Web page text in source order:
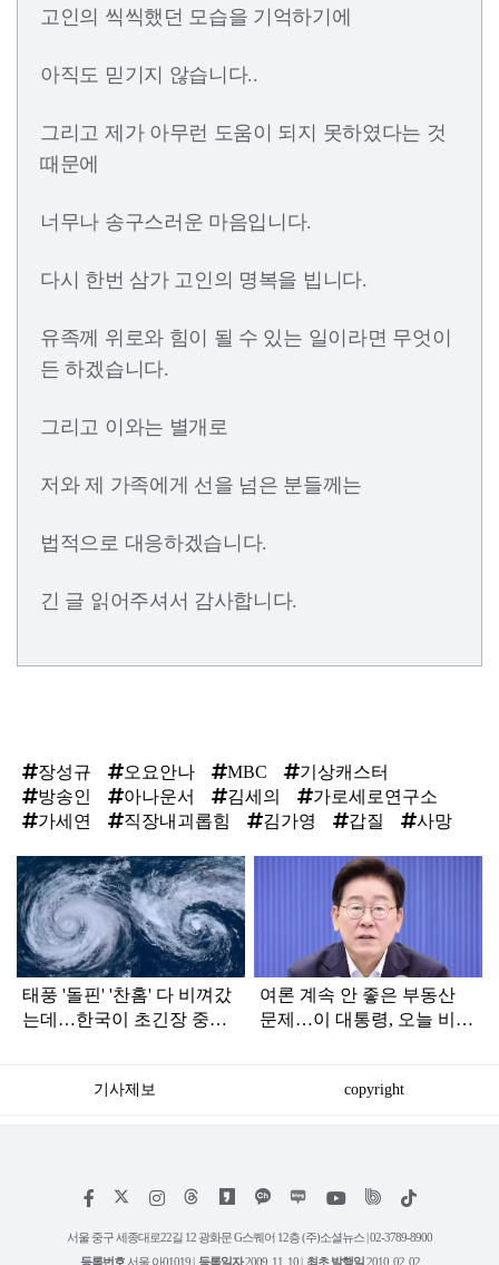
고인의 씩씩했던 모습을 기억하기에
아직도 믿기지 않습니다..
그리고 제가 아무런 도움이 되지 못하였다는 것
때문에
너무나 송구스러운 마음입니다.
다시 한번 삼가 고인의 명복을 빕니다.
유족께 위로와 힘이 될 수 있는 일이라면 무엇이
든 하겠습니다.
그리고 이와는 별개로
저와 제 가족에게 선을 넘은 분들께는
법적으로 대응하겠습니다.
긴 글 읽어주셔서 감사합니다.
장성규 오요안나 MBC
기상캐스터
방송인
아나운서 김세의
가로세로연구소
가세연
직장내괴롭힘 김가영 갑질 사망
탑
라
인
태풍 '돌핀' '찬홈' 다 비껴갔
는데…한국이 초긴장 중인
여론 계속 안 좋은 부동산
문제…이 대통령, 오늘 비공
기사제보 copyright
페
스
인
타
위
트
틱
서울 중구 세종대로22길 12 광화문 G스퀘어 12층 (주)소셜뉴스 | 02-3789-8900
등록번호 서울 아01019 | 등록일자2009. 11. 10 | 최초 발행일2010. 02. 02